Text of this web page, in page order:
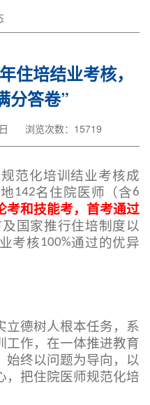
住培结业考核，
分答卷”
浏览次数：15719
范化培训结业考核成
142名住院医师（含6
考和技能考，首考通过
国家推行住培制度以
考核 100%通过的优异
立德树人根本任务，系
工作，在一体推进教育
始终以问题为导向，以
，把住院医师规范化培